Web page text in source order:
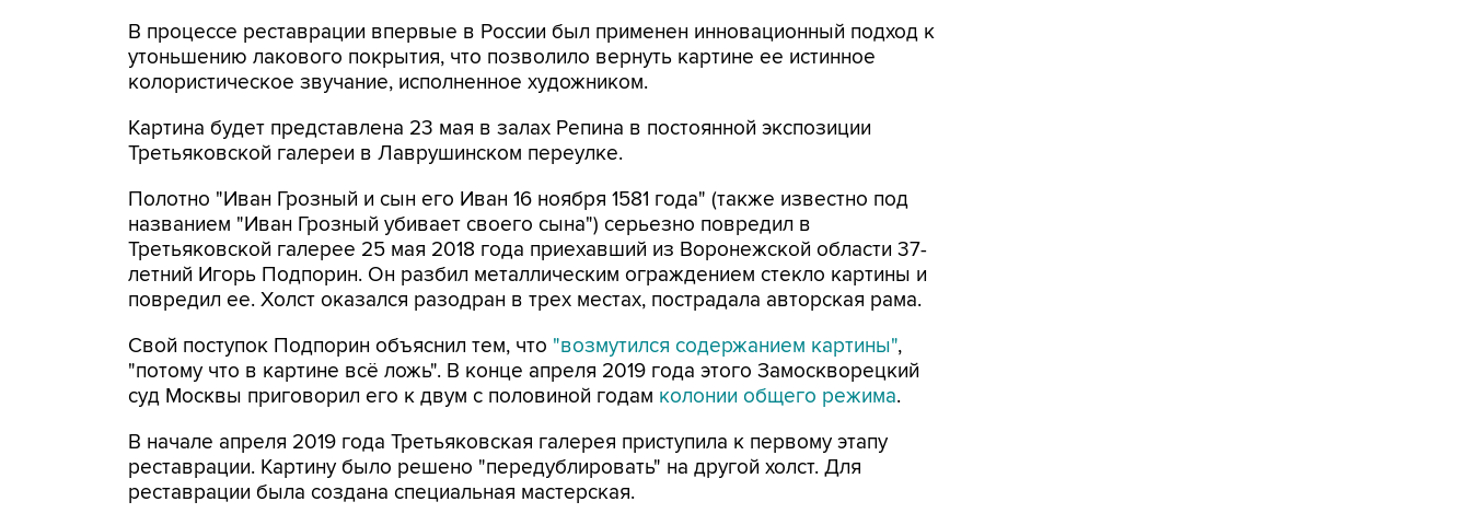
В процессе реставрации впервые в России был применен инновационный подход к
утоньшению лакового покрытия, что позволило вернуть картине ее истинное
колористическое звучание, исполненное художником.
Картина будет представлена 23 мая в залах Репина в постоянной экспозиции
Третьяковской галереи в Лаврушинском переулке.
Полотно "Иван Грозный и сын его Иван 16 ноября 1581 года" (также известно под
названием "Иван Грозный убивает своего сына") серьезно повредил в
Третьяковской галерее 25 мая 2018 года приехавший из Воронежской области 37-
летний Игорь Подпорин. Он разбил металлическим ограждением стекло картины и
повредил ее. Холст оказался разодран в трех местах, пострадала авторская рама.
Свой поступок Подпорин объяснил тем, что "возмутился содержанием картины",
"потому что в картине всё ложь". В конце апреля 2019 года этого Замоскворецкий
суд Москвы приговорил его к двум с половиной годам колонии общего режима.
В начале апреля 2019 года Третьяковская галерея приступила к первому этапу
реставрации. Картину было решено "передублировать" на другой холст. Для
реставрации была создана специальная мастерская.